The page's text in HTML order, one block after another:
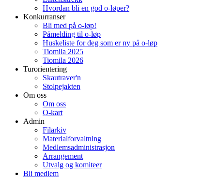
Hvordan bli en god o-løper?
Konkurranser
Bli med på o-løp!
Påmelding til o-løp
Huskeliste for deg som er ny på o-løp
Tiomila 2025
Tiomila 2026
Turorientering
Skautraver'n
Stolpejakten
Om oss
Om oss
O-kart
Admin
Filarkiv
Materialforvaltning
Medlemsadministrasjon
Arrangement
Utvalg og komiteer
Bli medlem